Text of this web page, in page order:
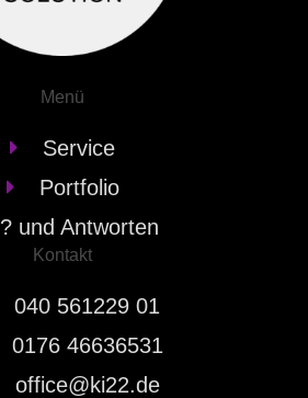
Menü
Service
Portfolio
? und Antworten
Kontakt
040 561229 01
0176 46636531
office@ki22.de